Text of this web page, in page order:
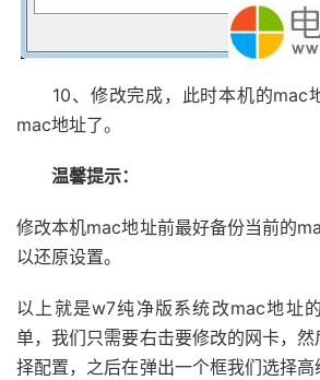
10、修改完成，此时本机的mac
mac地址了。
温馨提示：
修改本机mac地址前最好备份当前的
以还原设置。
以上就是w7纯净版系统改mac地址
单，我们只需要右击要修改的网卡，
择配置，之后在弹出一个框我们选择